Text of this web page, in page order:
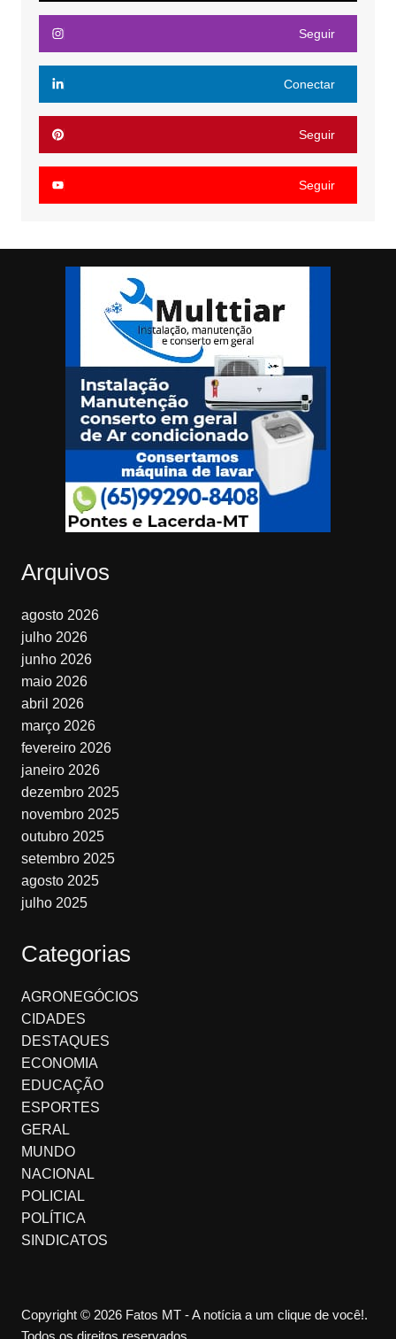
Seguir
Conectar
Seguir
Seguir
Arquivos
agosto 2026
julho 2026
junho 2026
maio 2026
abril 2026
março 2026
fevereiro 2026
janeiro 2026
dezembro 2025
novembro 2025
outubro 2025
setembro 2025
agosto 2025
julho 2025
Categorias
AGRONEGÓCIOS
CIDADES
DESTAQUES
ECONOMIA
EDUCAÇÃO
ESPORTES
GERAL
MUNDO
NACIONAL
POLICIAL
POLÍTICA
SINDICATOS
Copyright © 2026 Fatos MT - A notícia a um clique de você!.
Todos os direitos reservados.